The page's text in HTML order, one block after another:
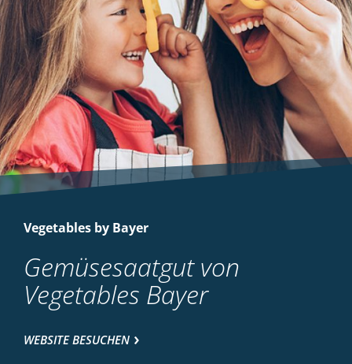
Vegetables by Bayer
Gemüsesaatgut von
Vegetables Bayer
WEBSITE BESUCHEN